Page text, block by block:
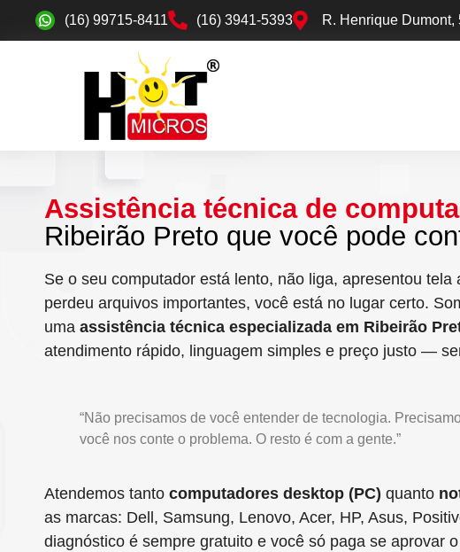
(16) 99715-8411 (16) 3941-5393 R. Henrique
Assistência técnica de
Ribeirão Preto que você pode
Se o seu computador está lento, não liga, apresentou tela
perdeu arquivos importantes, você está no lugar certo.
uma assistência técnica especializada em Ribeirão
atendimento rápido, linguagem simples e preço justo —
“Não precisamos de você entender de tecnologia.
você nos conte o problema. O resto é com a gente.”
Atendemos tanto computadores desktop (PC) quanto
as marcas: Dell, Samsung, Lenovo, Acer, HP, Asus,
diagnóstico é sempre gratuito e você só paga se aprovar